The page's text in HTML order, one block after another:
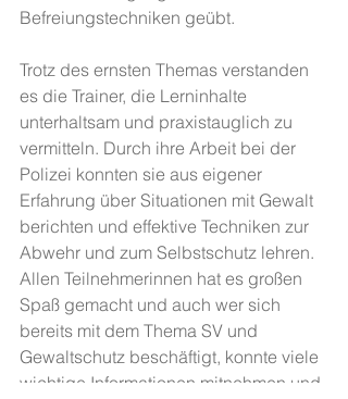
Befreiungstechniken geübt.
Trotz des ernsten Themas verstanden
es die Trainer, die Lerninhalte
unterhaltsam und praxistauglich zu
vermitteln. Durch ihre Arbeit bei der
Polizei konnten sie aus eigener
Erfahrung über Situationen mit Gewalt
berichten und effektive Techniken zur
Abwehr und zum Selbstschutz lehren.
Allen Teilnehmerinnen hat es großen
Spaß gemacht und auch wer sich
bereits mit dem Thema SV und
Gewaltschutz beschäftigt, konnte viele
wichtige Informationen mitnehmen und